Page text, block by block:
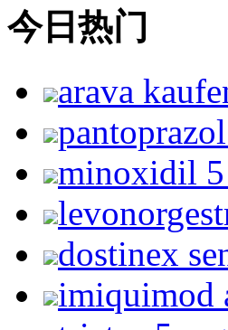
今日热门
arava
minoxidil 5
dostinex
imiquimod